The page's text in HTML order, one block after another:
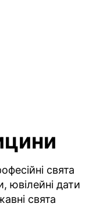
свята
ювілейні дати
свята